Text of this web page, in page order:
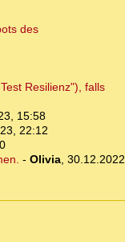
des
Resilienz"), falls
15:58
22:12
- Olivia,